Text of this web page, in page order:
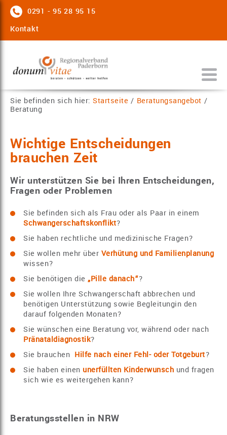
0291 - 95 28 95 15
Kontakt
Sie befinden sich hier: Startseite / Beratungsangebot /
Beratung
Wichtige Entscheidungen
brauchen Zeit
Wir unterstützen Sie bei Ihren Entscheidungen,
Fragen oder Problemen
Sie befinden sich als Frau oder als Paar in einem
Schwangerschaftskonflikt?
Sie haben rechtliche und medizinische Fragen?
Sie wollen mehr über Verhütung und Familienplanung
wissen?
Sie benötigen die „Pille danach“?
Sie wollen Ihre Schwangerschaft abbrechen und
benötigen Unterstützung sowie Begleitungin den
darauf folgenden Monaten?
Sie wünschen eine Beratung vor, während oder nach
Pränataldiagnostik?
Sie brauchen Hilfe nach einer Fehl- oder Totgeburt?
Sie haben einen unerfüllten Kinderwunsch und fragen
sich wie es weitergehen kann?
Beratungsstellen in NRW